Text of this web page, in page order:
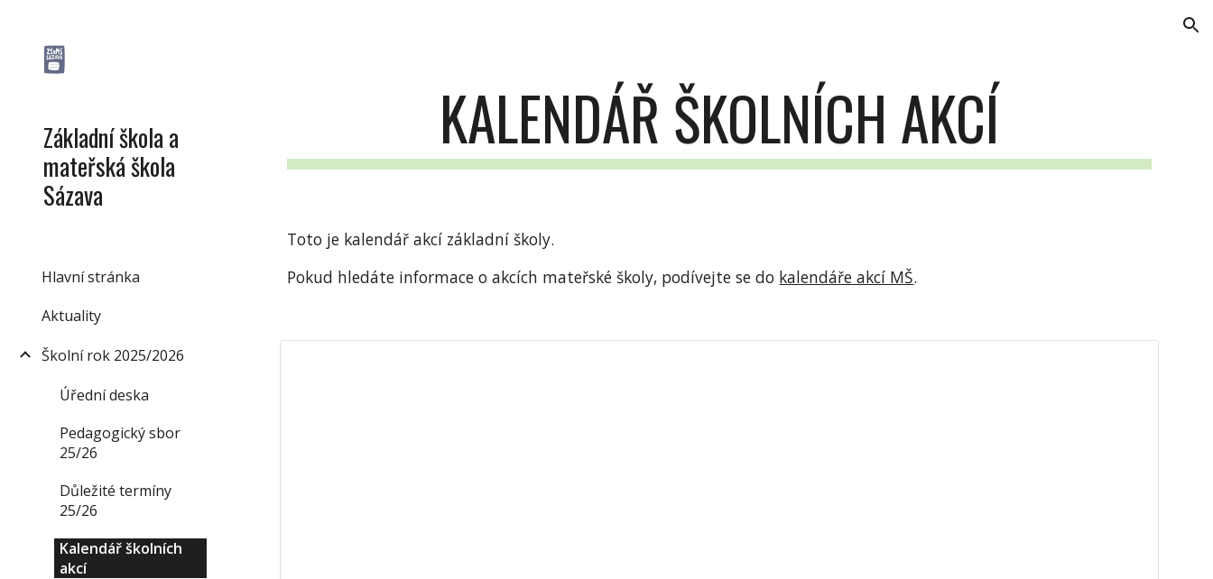
Základní škola a
mateřská škola
Sázava
Hlavní stránka
Aktuality
Školní rok 2025/2026
Úřední deska
Pedagogický sbor
25/26
Důležité termíny
25/26
Kalendář školních
akcí
KALENDÁŘ ŠKOLNÍCH AKCÍ
Toto je kalendář akcí základní školy.
Pokud hledáte informace o akcích mateřské školy, podívejte se do kalendáře akcí MŠ.